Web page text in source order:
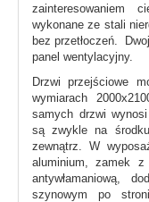
zainteresowaniem
wykonane ze stali
bez przetłoczeń.
panel wentylacyjny.
Drzwi przejściowe
wymiarach
samych drzwi
są zwykle na
zewnątrz. W
aluminium, zamek z
antywłamaniową,
szynowym po